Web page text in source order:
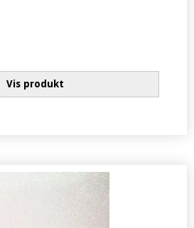
Vis produkt